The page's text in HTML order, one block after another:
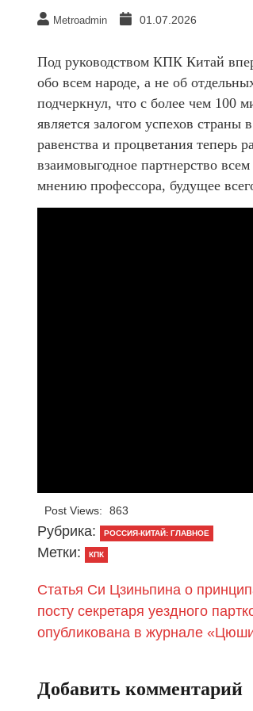
Metroadmin 01.07.2026
Под руководством КПК Китай
обо всем народе, а не об
подчеркнул, что с более чем 100
является залогом успехов
равенства и процветания теперь
взаимовыгодное партнерство
мнению профессора, будущее
Post Views: 863
Рубрика: РОССИЯ-КИТАЙ: ГЛАВНОЕ
Метки: КПК
Статья Си Цзиньпина о
посту секретаря уездного
опубликована в журнале
Добавить комментарий